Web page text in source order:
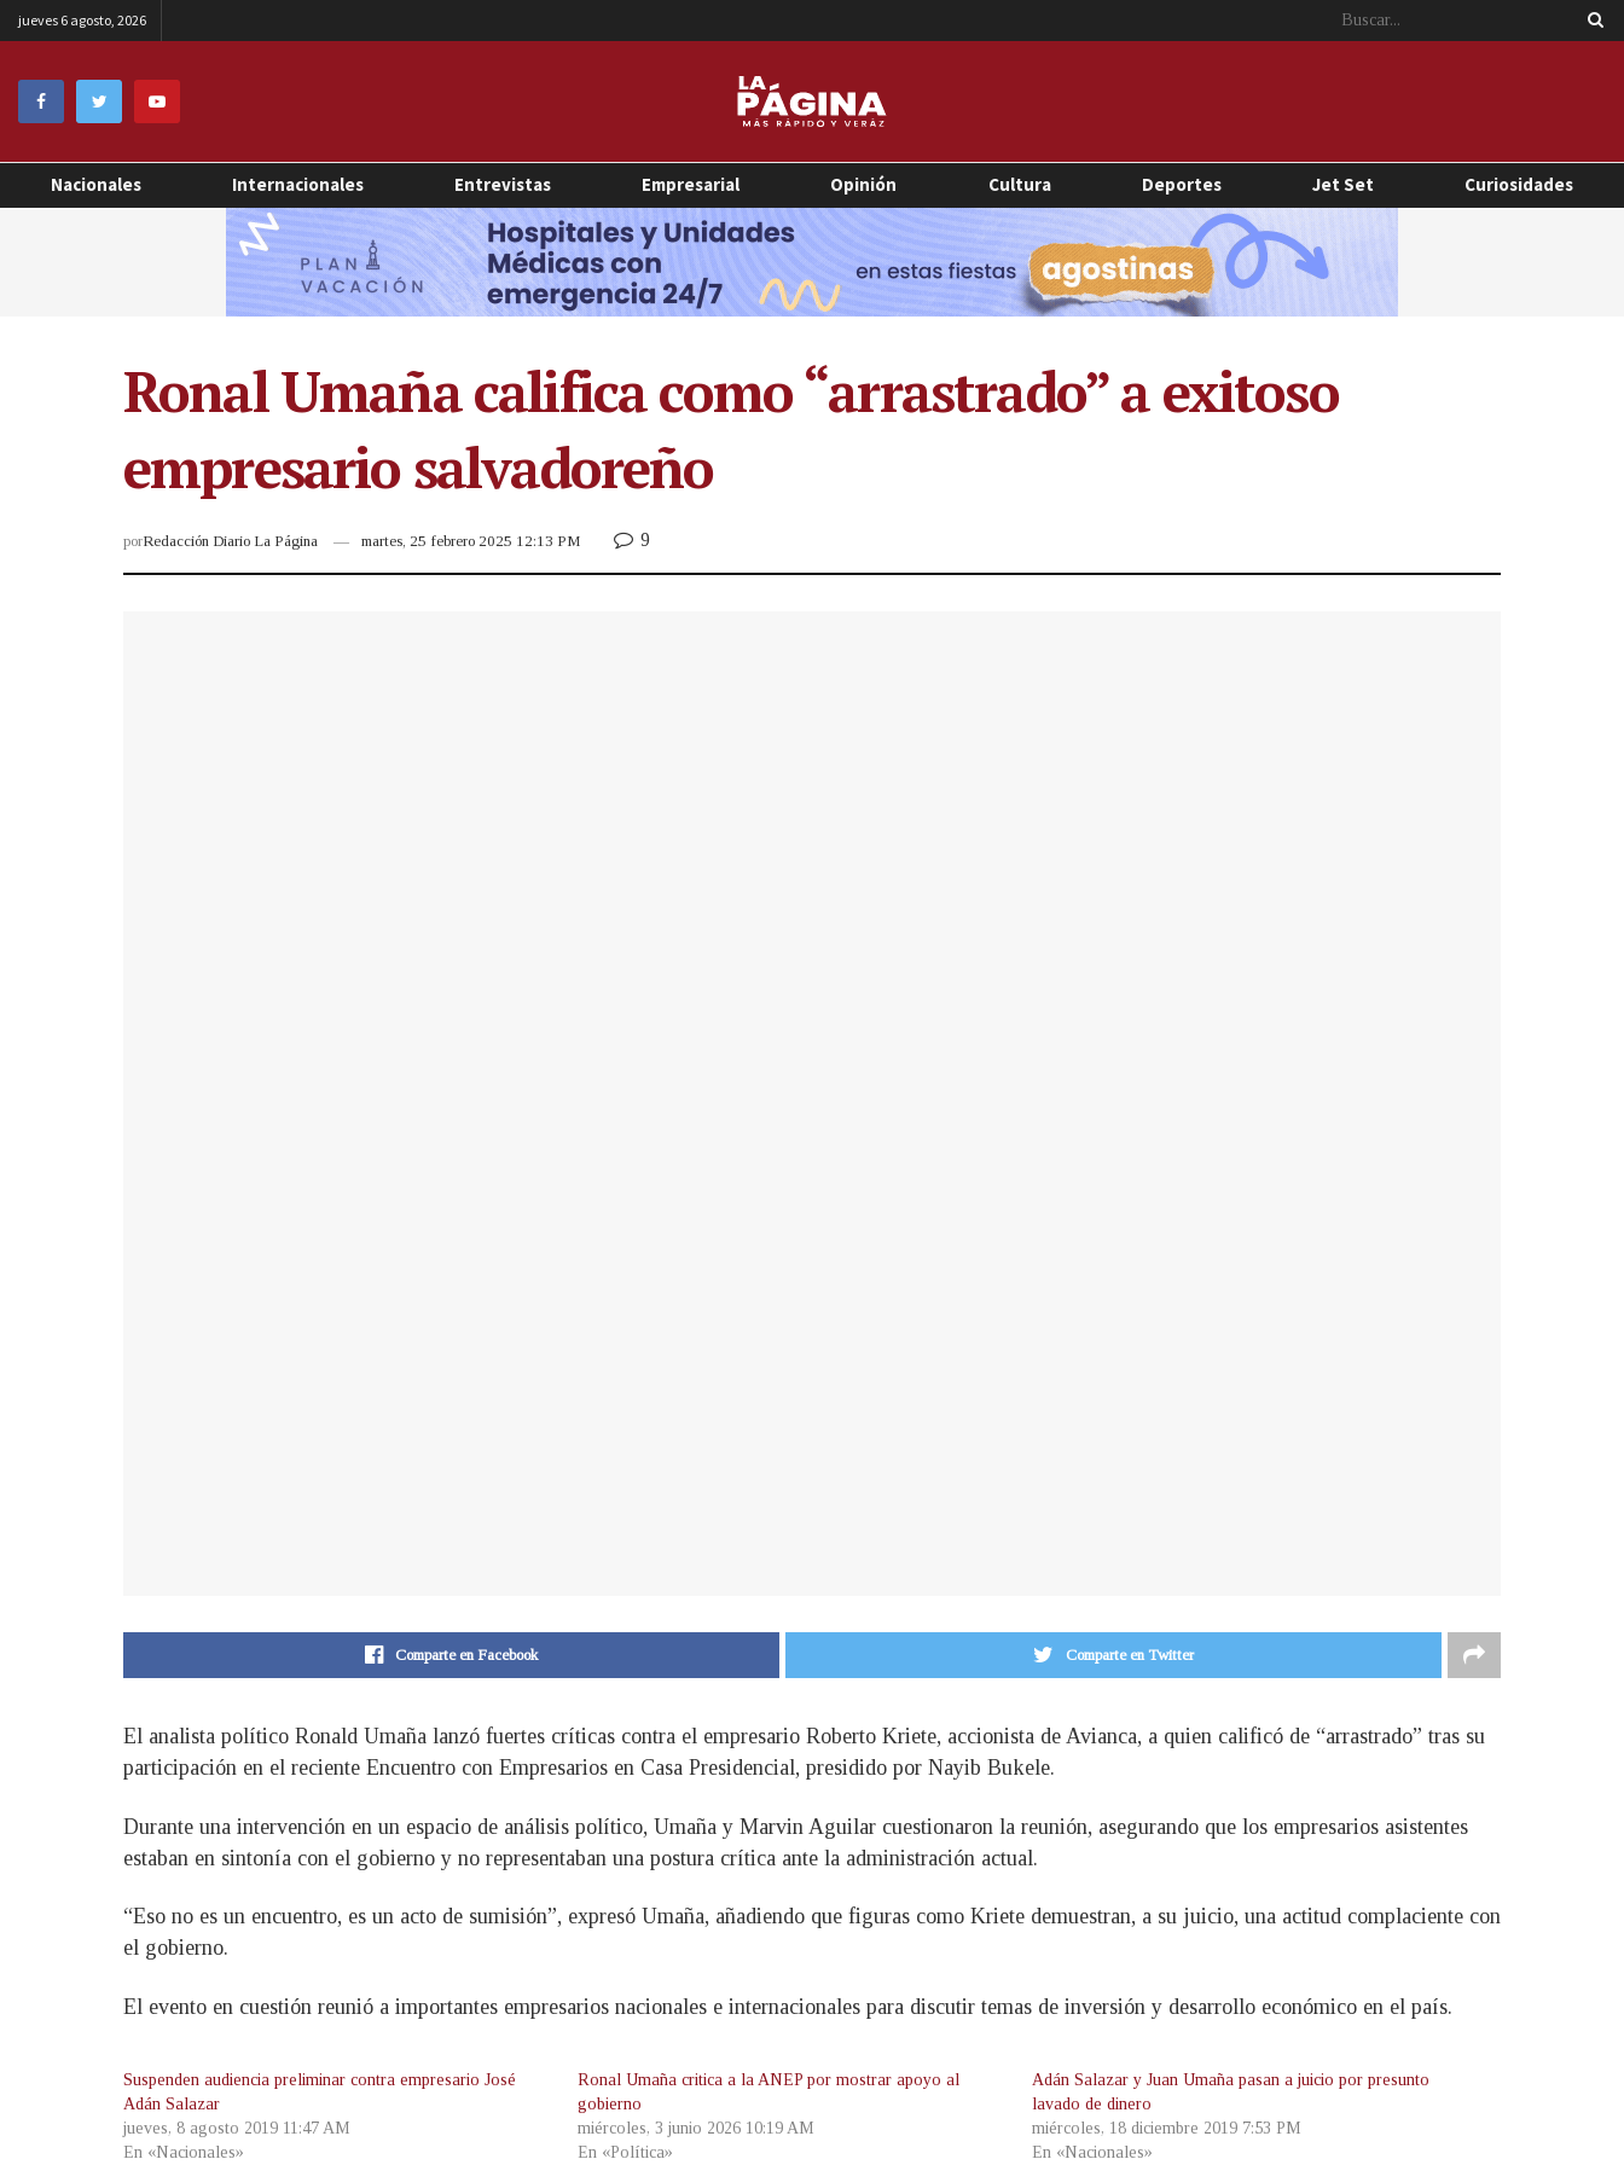
jueves 6 agosto, 2026
Nacionales Internacionales Entrevistas Empresarial Opinión Cultura Deportes Jet Set Curiosidades
Ronal Umaña califica como “arrastrado” a exitoso
empresario salvadoreño
porRedacción Diario La Página martes, 25 febrero 2025 12:13 PM 9
Comparte en Facebook Comparte en Twitter
El analista político Ronald Umaña lanzó fuertes críticas contra el empresario Roberto Kriete, accionista de Avianca, a quien calificó de “arrastrado” tras su
participación en el reciente Encuentro con Empresarios en Casa Presidencial, presidido por Nayib Bukele.
Durante una intervención en un espacio de análisis político, Umaña y Marvin Aguilar cuestionaron la reunión, asegurando que los empresarios asistentes
estaban en sintonía con el gobierno y no representaban una postura crítica ante la administración actual.
“Eso no es un encuentro, es un acto de sumisión”, expresó Umaña, añadiendo que figuras como Kriete demuestran, a su juicio, una actitud complaciente con
el gobierno.
El evento en cuestión reunió a importantes empresarios nacionales e internacionales para discutir temas de inversión y desarrollo económico en el país.
Suspenden audiencia preliminar contra empresario José
Adán Salazar
jueves, 8 agosto 2019 11:47 AM
En «Nacionales»
Ronal Umaña critica a la ANEP por mostrar apoyo al
gobierno
miércoles, 3 junio 2026 10:19 AM
En «Política»
Adán Salazar y Juan Umaña pasan a juicio por presunto
lavado de dinero
miércoles, 18 diciembre 2019 7:53 PM
En «Nacionales»